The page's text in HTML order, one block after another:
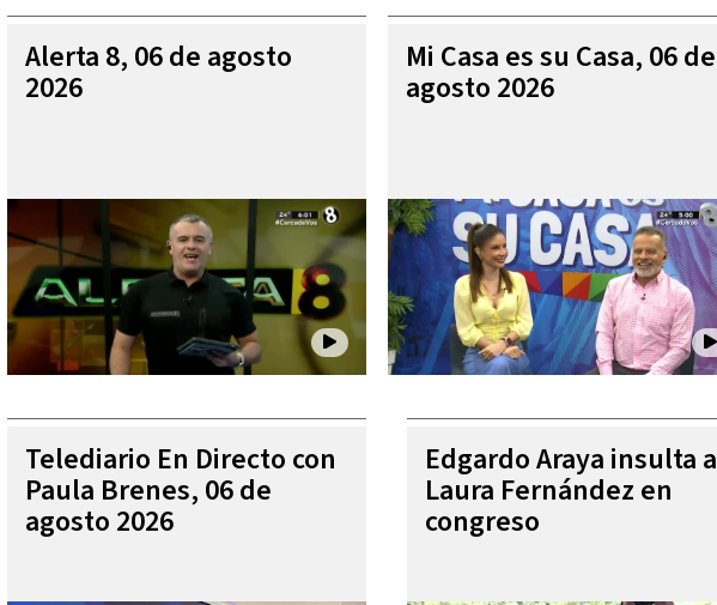
Alerta 8, 06 de agosto
2026
Mi Casa es su Casa, 06 de
agosto 2026
Telediario En Directo con
Paula Brenes, 06 de
agosto 2026
Edgardo Araya insulta a
Laura Fernández en
congreso